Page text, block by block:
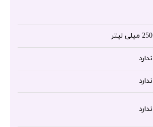
250 میلی لیتر
ندارد
ندارد
ندارد